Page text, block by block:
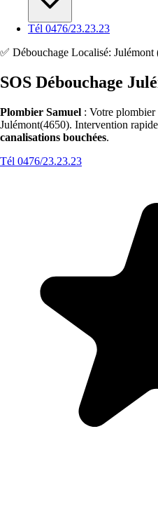
Tél 0476/23.23.23
✅ Débouchage Localisé: Julémont
SOS Débouchage
Plombier Samuel : Votre
Julémont(4650). Intervention
canalisations bouchées.
Tél 0476/23.23.23